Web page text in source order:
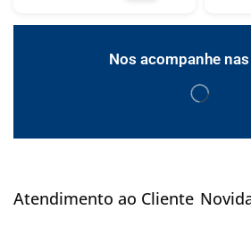
Nos acompanhe
Atendimento ao Cliente